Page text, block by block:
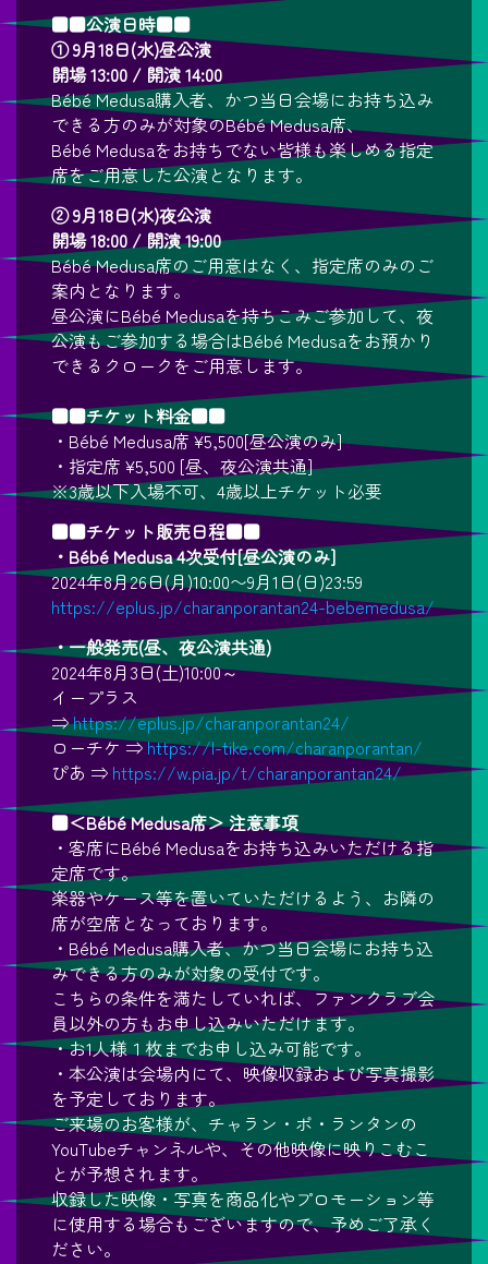
■■公演日時■■
① 9月18日(水)昼公演
開場 13:00 / 開演 14:00
Bébé Medusa購入者、かつ当日会場にお持ち込み
できる方のみが対象のBébé Medusa席、
Bébé Medusaをお持ちでない皆様も楽しめる指定
席をご用意した公演となります。
② 9月18日(水)夜公演
開場 18:00 / 開演 19:00
Bébé Medusa席のご用意はなく、指定席のみのご
案内となります。
昼公演にBébé Medusaを持ちこみご参加して、夜
公演もご参加する場合はBébé Medusaをお預かり
できるクロークをご用意します。
■■チケット料金■■
・Bébé Medusa席 ¥5,500[昼公演のみ]
・指定席 ¥5,500 [昼、夜公演共通]
※3歳以下入場不可、4歳以上チケット必要
■■チケット販売日程■■
・Bébé Medusa 4次受付[昼公演のみ]
2024年8月26日(月)10:00〜9月1日(日)23:59
https://eplus.jp/charanporantan24-bebemedusa/
・一般発売(昼、夜公演共通)
2024年8月3日(土)10:00～
イープラス
⇒https://eplus.jp/charanporantan24/
ローチケ ⇒https://l-tike.com/charanporantan/
ぴあ ⇒ https://w.pia.jp/t/charanporantan24/
■＜Bébé Medusa席＞ 注意事項
・客席にBébé Medusaをお持ち込みいただける指
定席です。
楽器やケース等を置いていただけるよう、お隣の
席が空席となっております。
・Bébé Medusa購入者、かつ当日会場にお持ち込
みできる方のみが対象の受付です。
こちらの条件を満たしていれば、ファンクラブ会
員以外の方もお申し込みいただけます。
・お1人様１枚までお申し込み可能です。
・本公演は会場内にて、映像収録および写真撮影
を予定しております。
ご来場のお客様が、チャラン・ポ・ランタンの
YouTubeチャンネルや、その他映像に映りこむこ
とが予想されます。
収録した映像・写真を商品化やプロモーション等
に使用する場合もございますので、予めご了承く
ださい。